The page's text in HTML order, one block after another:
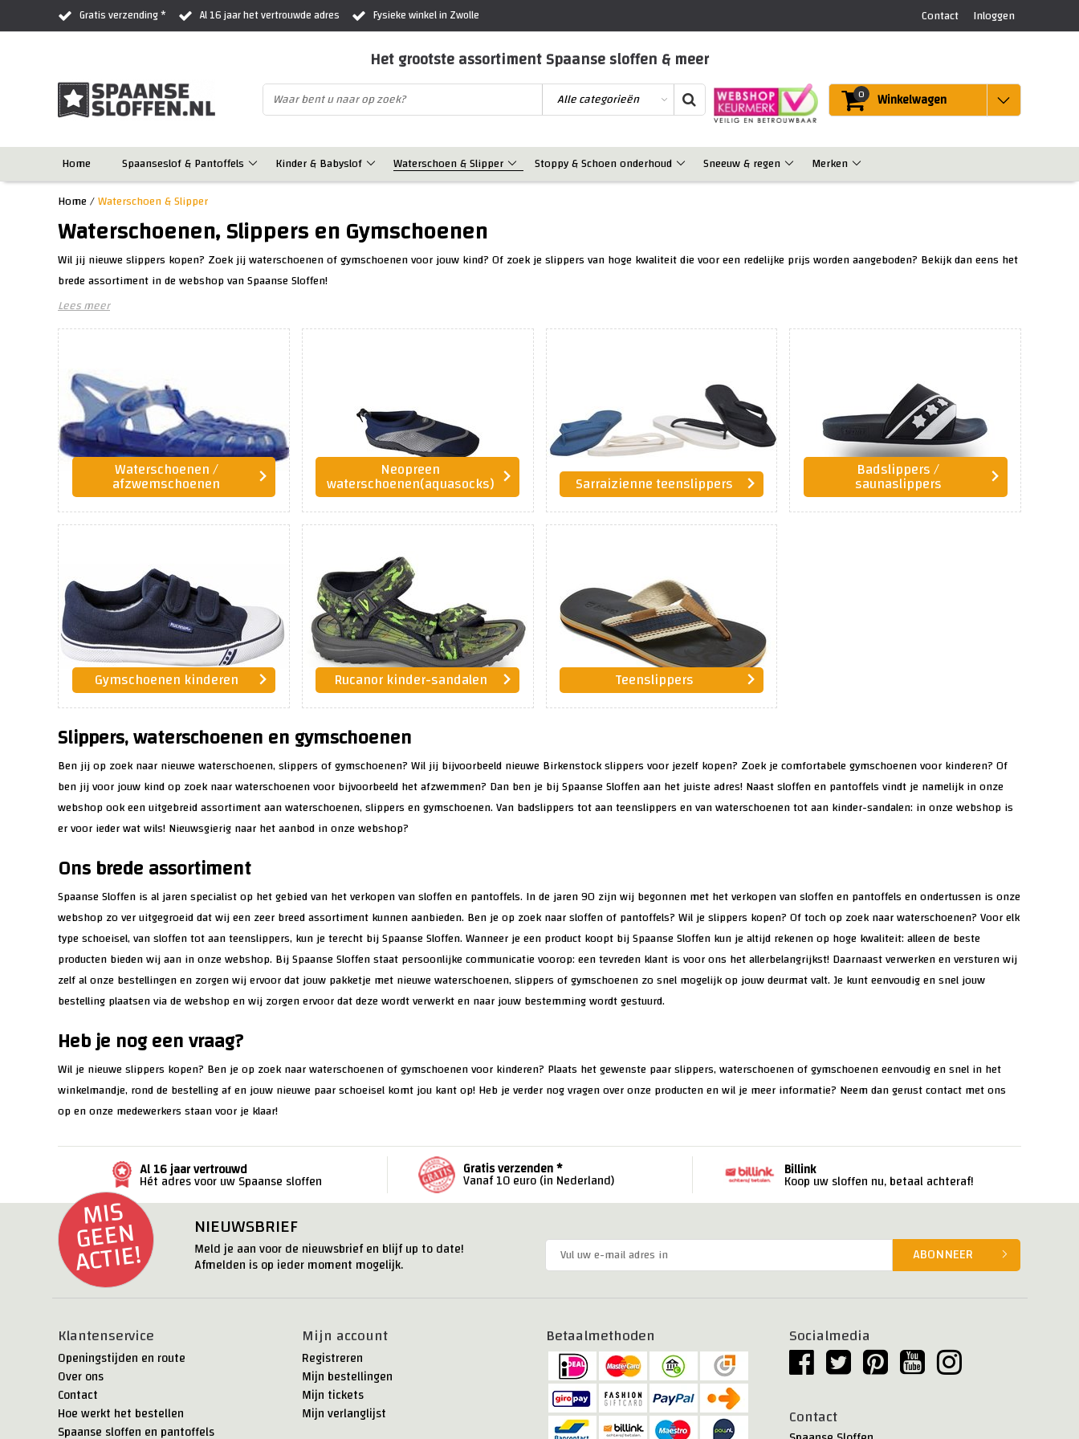
Gratis verzending * Al 16 jaar het vertrouwde adres Fysieke winkel in Zwolle Contact Inloggen
0 Winkelwagen
Home Spaanseslof & Pantoffels Kinder & Babyslof Waterschoen & Slipper Stoppy & Schoen onderhoud Sneeuw & regen Merken
Het grootste assortiment Spaanse sloffen & meer
Home/Waterschoen & Slipper
Waterschoenen, Slippers en Gymschoenen
Wil jij nieuwe slippers kopen? Zoek jij waterschoenen of gymschoenen voor jouw kind? Of zoek je slippers van hoge kwaliteit die voor een redelijke prijs worden aangeboden? Bekijk dan eens het
brede assortiment in de webshop van Spaanse Sloffen!
Lees meer
Waterschoenen /
afzwemschoenen
Neopreen
waterschoenen(aquasocks) Sarraizienne teenslippers
Badslippers /
saunaslippers
Gymschoenen kinderen Rucanor kinder-sandalen Teenslippers
Slippers, waterschoenen en gymschoenen
Ben jij op zoek naar nieuwe waterschoenen, slippers of gymschoenen? Wil jij bijvoorbeeld nieuwe Birkenstock slippers voor jezelf kopen? Zoek je comfortabele gymschoenen voor kinderen? Of
ben jij voor jouw kind op zoek naar waterschoenen voor bijvoorbeeld het afzwemmen? Dan ben je bij Spaanse Sloffen aan het juiste adres! Naast sloffen en pantoffels vindt je namelijk in onze
webshop ook een uitgebreid assortiment aan waterschoenen, slippers en gymschoenen. Van badslippers tot aan teenslippers en van waterschoenen tot aan kinder-sandalen: in onze webshop is
er voor ieder wat wils! Nieuwsgierig naar het aanbod in onze webshop?
Ons brede assortiment
Spaanse Sloffen is al jaren specialist op het gebied van het verkopen van sloffen en pantoffels. In de jaren 90 zijn wij begonnen met het verkopen van sloffen en pantoffels en ondertussen is onze
webshop zo ver uitgegroeid dat wij een zeer breed assortiment kunnen aanbieden. Ben je op zoek naar sloffen of pantoffels? Wil je slippers kopen? Of toch op zoek naar waterschoenen? Voor elk
type schoeisel, van sloffen tot aan teenslippers, kun je terecht bij Spaanse Sloffen. Wanneer je een product koopt bij Spaanse Sloffen kun je altijd rekenen op hoge kwaliteit: alleen de beste
producten bieden wij aan in onze webshop. Bij Spaanse Sloffen staat persoonlijke communicatie voorop: een tevreden klant is voor ons het allerbelangrijkst! Daarnaast verwerken en versturen wij
zelf al onze bestellingen en zorgen wij ervoor dat jouw pakketje met nieuwe waterschoenen, slippers of gymschoenen zo snel mogelijk op jouw deurmat valt. Je kunt eenvoudig en snel jouw
bestelling plaatsen via de webshop en wij zorgen ervoor dat deze wordt verwerkt en naar jouw bestemming wordt gestuurd.
Heb je nog een vraag?
Wil je nieuwe slippers kopen? Ben je op zoek naar waterschoenen of gymschoenen voor kinderen? Plaats het gewenste paar slippers, waterschoenen of gymschoenen eenvoudig en snel in het
winkelmandje, rond de bestelling af en jouw nieuwe paar schoeisel komt jou kant op! Heb je verder nog vragen over onze producten en wil je meer informatie? Neem dan gerustcontactmet ons
op en onze medewerkers staan voor je klaar!
Al 16 jaar vertrouwd
Hét adres voor uw Spaanse sloffen
Gratis verzenden *
Vanaf 10 euro (in Nederland)
Billink
Koop uw sloffen nu, betaal achteraf!
MI
S
G
E
E
N
ACTI
E!
NIEUWSBRIEF
Meld je aan voor de nieuwsbrief en blijf up to date!
Afmelden is op ieder moment mogelijk. ABONNEER
Klantenservice
Openingstijden en route
Over ons
Contact
Hoe werkt het bestellen
Spaanse sloffen en pantoffels
Mijn account
Registreren
Mijn bestellingen
Mijn tickets
Mijn verlanglijst
Betaalmethoden Socialmedia
Contact